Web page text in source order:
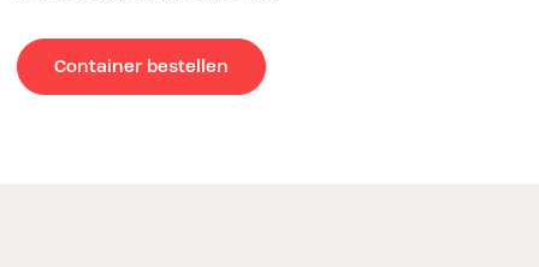
Container bestellen